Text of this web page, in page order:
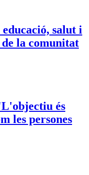
salut i
la comunitat
és
les persones